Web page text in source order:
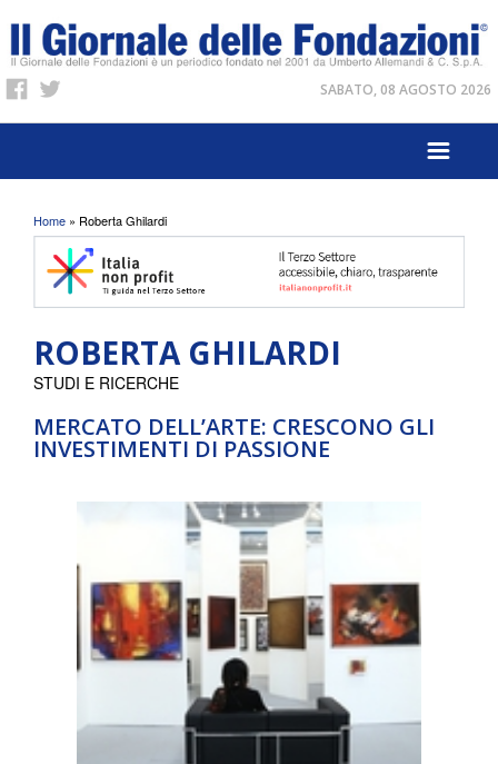
SABATO, 08 AGOSTO 2026
Tu sei qui
Home » Roberta Ghilardi
ROBERTA GHILARDI
MERCATO DELL’ARTE: CRESCONO GLI
INVESTIMENTI DI PASSIONE
STUDI E RICERCHE